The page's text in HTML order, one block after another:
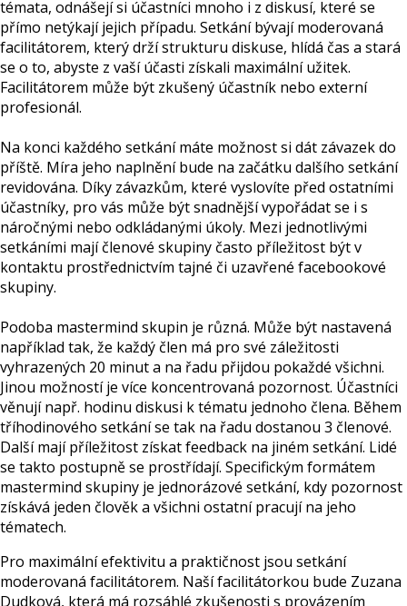
témata, odnášejí si účastníci mnoho i z diskusí, které se
přímo netýkají jejich případu. Setkání bývají moderovaná
facilitátorem, který drží strukturu diskuse, hlídá čas a stará
se o to, abyste z vaší účasti získali maximální užitek.
Facilitátorem může být zkušený účastník nebo externí
profesionál.
Na konci každého setkání máte možnost si dát závazek do
příště. Míra jeho naplnění bude na začátku dalšího setkání
revidována. Díky závazkům, které vyslovíte před ostatními
účastníky, pro vás může být snadnější vypořádat se i s
náročnými nebo odkládanými úkoly. Mezi jednotlivými
setkáními mají členové skupiny často příležitost být v
kontaktu prostřednictvím tajné či uzavřené facebookové
skupiny.
Podoba mastermind skupin je různá. Může být nastavená
například tak, že každý člen má pro své záležitosti
vyhrazených 20 minut a na řadu přijdou pokaždé všichni.
Jinou možností je více koncentrovaná pozornost. Účastníci
věnují např. hodinu diskusi k tématu jednoho člena. Během
tříhodinového setkání se tak na řadu dostanou 3 členové.
Další mají příležitost získat feedback na jiném setkání. Lidé
se takto postupně se prostřídají. Specifickým formátem
mastermind skupiny je jednorázové setkání, kdy pozornost
získává jeden člověk a všichni ostatní pracují na jeho
tématech.
Pro maximální efektivitu a praktičnost jsou setkání
moderovaná facilitátorem. Naší facilitátorkou bude Zuzana
Dudková, která má rozsáhlé zkušenosti s provázením